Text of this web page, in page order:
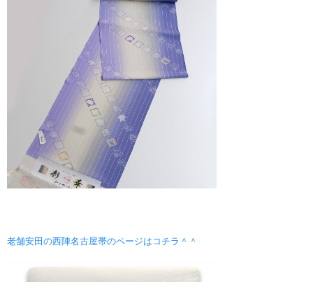
老舗安田の西陣名古屋帯のページはコチラ＾＾